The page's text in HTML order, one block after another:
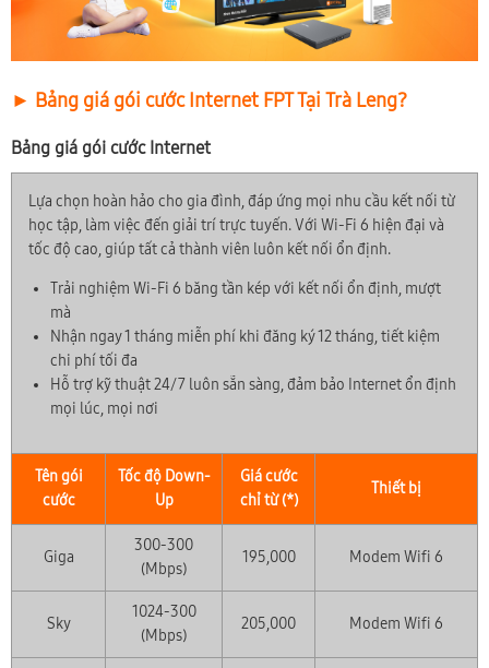
► Bảng giá gói cước Internet FPT Tại Trà Leng?
Bảng giá gói cước Internet
Lựa chọn hoàn hảo cho gia đình, đáp ứng mọi nhu cầu kết nối từ
học tập, làm việc đến giải trí trực tuyến. Với Wi-Fi 6 hiện đại và
tốc độ cao, giúp tất cả thành viên luôn kết nối ổn định.
Trải nghiệm Wi-Fi 6 băng tần kép với kết nối ổn định, mượt
mà
Nhận ngay 1 tháng miễn phí khi đăng ký 12 tháng, tiết kiệm
chi phí tối đa
Hỗ trợ kỹ thuật 24/7 luôn sẵn sàng, đảm bảo Internet ổn định
mọi lúc, mọi nơi
Tên gói
cước
Tốc độ Down-
Up
Giá cước
chỉ từ (*)
Thiết bị
Giga
300-300
(Mbps)
195,000 Modem Wifi 6
Sky
1024-300
(Mbps)
205,000 Modem Wifi 6